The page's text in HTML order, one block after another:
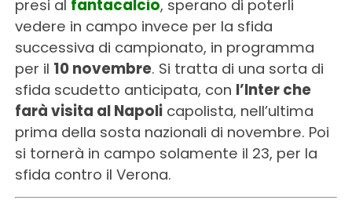
presi al fantacalcio, sperano di poterli
vedere in campo invece per la sfida
successiva di campionato, in programma
per il 10 novembre. Si tratta di una sorta di
sfida scudetto anticipata, con l’Inter che
farà visita al Napolicapolista, nell’ultima
prima della sosta nazionali di novembre. Poi
si tornerà in campo solamente il 23, per la
sfida contro il Verona.